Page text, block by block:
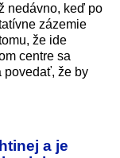
nedávno, keď po
zázemie
že ide
centre sa
povedať, že by
a je